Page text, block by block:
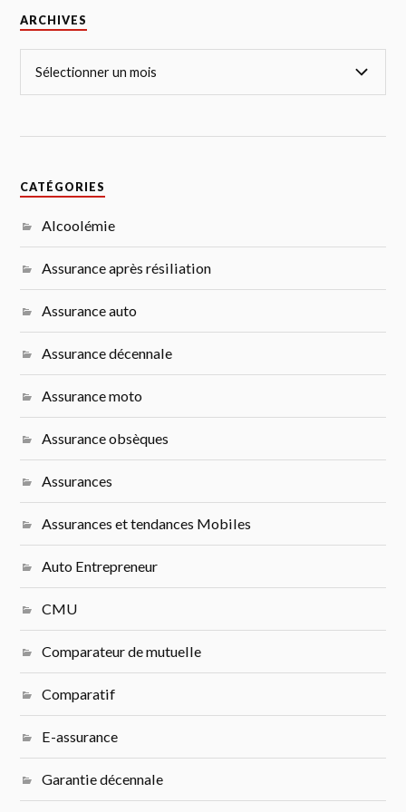
ARCHIVES
CATÉGORIES
Alcoolémie
Assurance après résiliation
Assurance auto
Assurance décennale
Assurance moto
Assurance obsèques
Assurances
Assurances et tendances Mobiles
Auto Entrepreneur
CMU
Comparateur de mutuelle
Comparatif
E-assurance
Garantie décennale